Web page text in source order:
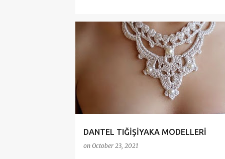
DANTEL TIĞİŞİYAKA MODELLERİ
on October 23, 2021
DANTEL YAKA MODELLERİ